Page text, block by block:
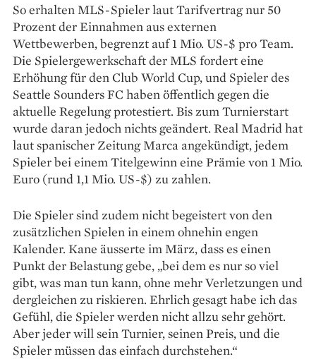
So erhalten MLS-Spieler laut Tarifvertrag nur 50
Prozent der Einnahmen aus externen
Wettbewerben, begrenzt auf 1 Mio. US-$ pro Team.
Die Spielergewerkschaft der MLS fordert eine
Erhöhung für den Club World Cup, und Spieler des
Seattle Sounders FC haben öffentlich gegen die
aktuelle Regelung protestiert. Bis zum Turnierstart
wurde daran jedoch nichts geändert. Real Madrid hat
laut spanischer Zeitung Marca angekündigt, jedem
Spieler bei einem Titelgewinn eine Prämie von 1 Mio.
Euro (rund 1,1 Mio. US-$) zu zahlen.
Die Spieler sind zudem nicht begeistert von den
zusätzlichen Spielen in einem ohnehin engen
Kalender. Kane äusserte im März, dass es einen
Punkt der Belastung gebe, „bei dem es nur so viel
gibt, was man tun kann, ohne mehr Verletzungen und
dergleichen zu riskieren. Ehrlich gesagt habe ich das
Gefühl, die Spieler werden nicht allzu sehr gehört.
Aber jeder will sein Turnier, seinen Preis, und die
Spieler müssen das einfach durchstehen.“